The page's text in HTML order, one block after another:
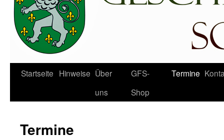
Startseite Hinweise Über
uns
GFS-
Shop
Termine
Termine